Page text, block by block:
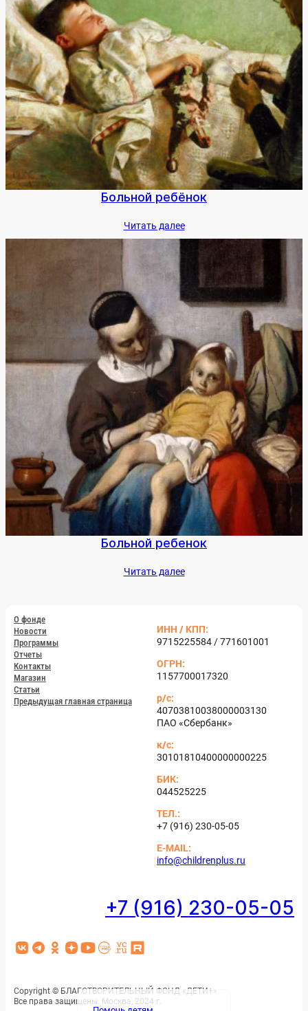
Боль­ной ре­бёнок
Чи­тать да­лее
Боль­ной ре­бенок
Чи­тать да­лее
О фон­де
Но­вос­ти
Прог­раммы
От­че­ты
Кон­такты
Ма­газин
Статьи
Пре­дыду­щая глав­ная стра­ница
ИНН / КПП:
9715225584 / 771601001
ОГРН:
1157700017320
р/с:
40703810038000003130
ПАО «Сбер­банк»
к/с:
30101810400000000225
БИК:
044525225
ТЕЛ.:
+7 (916) 230-05-05
E-MAIL:
info@childrenplus.ru
+7 (916) 230-05-05
V T
l
О
­
Я
­
Y
u
Н
О
V
T
Copyright © БЛА­ГОТ­ВО­РИ­ТЕЛЬ­НЫЙ ФОНД «ДЕ­ТИ+».
Все пра­ва за­щи­ще­ны. Мос­ква, 2024 г.